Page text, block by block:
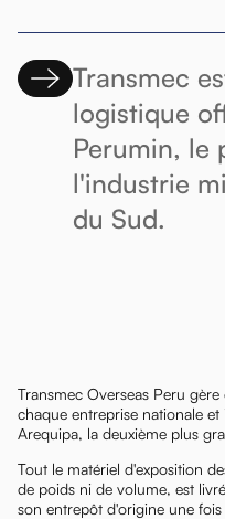
Transmec
logistique
Perumin, le
l'industrie
du Sud.
Transmec Overseas Peru
chaque entreprise nationale
Arequipa, la deuxième plus
Tout le matériel d'exposition
de poids ni de volume, est
son entrepôt d'origine une